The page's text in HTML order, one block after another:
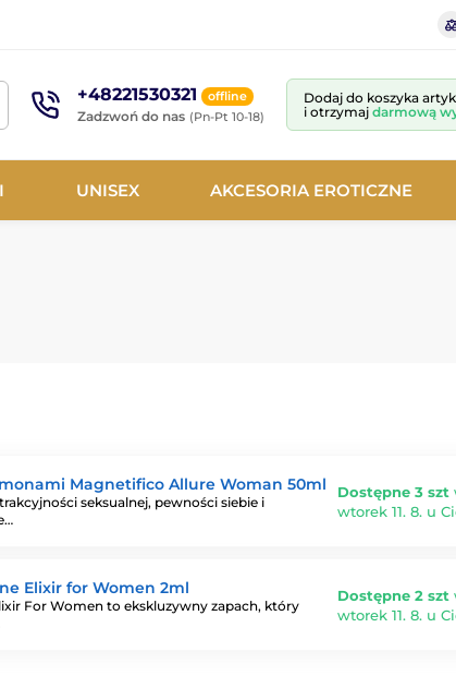
+48221530321 offline
Zadzwoń do nas (Pn-Pt 10-18)
Dodaj do koszyka
i otrzymaj darmową
UNISEX AKCESORIA EROTICZNE
Magnetifico Allure Woman 50ml
seksualnej, pewności siebie i
Dostępne 3 szt
wtorek 11. 8. u
Elixir for Women 2ml
For Women to ekskluzywny zapach, który
Dostępne 2 szt
wtorek 11. 8. u